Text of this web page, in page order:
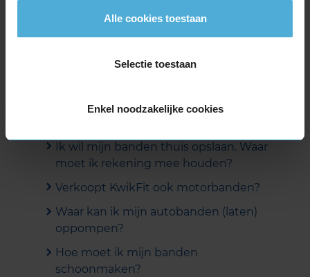
Alle cookies toestaan
Selectie toestaan
Enkel noodzakelijke cookies
mij verzocht na 150 kilometer rijden
weer terug te komen om de wielen te
controleren. Waarom is dat?
Ik wil mijn banden thuis opslaan. Waar
moet ik rekening mee houden?
Verkoopt KwikFit ook motorbanden?
Waar kan ik mijn autobanden (laten)
oppompen?
Hoe moet ik mijn banden
schoonmaken?